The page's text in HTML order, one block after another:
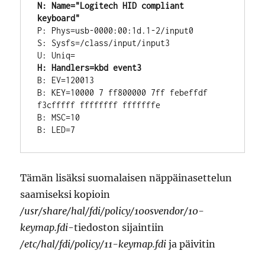
N: Name="Logitech HID compliant
keyboard"
P: Phys=usb-0000:00:1d.1-2/input0
S: Sysfs=/class/input/input3
H: Handlers=kbd event3
B: EV=120013
B: KEY=10000 7 ff800000 7ff febeffdf
f3cfffff ffffffff fffffffe
B: MSC=10
Tämän lisäksi suomalaisen näppäinasettelun
saamiseksi kopioin
/usr/share/hal/fdi/policy/10osvendor/10-
keymap.fdi-tiedoston sijaintiin
/etc/hal/fdi/policy/11-keymap.fdi ja päivitin